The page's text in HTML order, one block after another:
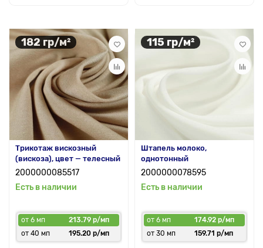
182 гр/м²
Трикотаж вискозный
(вискоза), цвет — телесный
2000000085517
Есть в наличии
от 6 мп
213.79 р/мп
от 40 мп
195.20 р/мп
115 гр/м²
Штапель молоко,
однотонный
2000000078595
Есть в наличии
от 6 мп
174.92 р/мп
от 30 мп
159.71 р/мп